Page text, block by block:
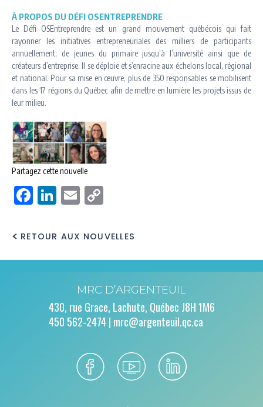
À PROPOS DU DÉFI OSENTREPRENDRE
Le Défi OSEntreprendre est un grand mouvement québécois qui fait
rayonner les initiatives entrepreneuriales des milliers de participants
annuellement; de jeunes du primaire jusqu’à l’université ainsi que de
créateurs d’entreprise. Il se déploie et s’enracine aux échelons local, régional
et national. Pour sa mise en œuvre, plus de 350 responsables se mobilisent
dans les 17 régions du Québec afin de mettre en lumière les projets issus de
leur milieu.
Partagez cette nouvelle
Facebook
LinkedIn
Email
RETOUR AUX NOUVELLES
MRC D’ARGENTEUIL
430, rue Grace, Lachute, Québec J8H 1M6
450 562-2474 | mrc@argenteuil.qc.ca